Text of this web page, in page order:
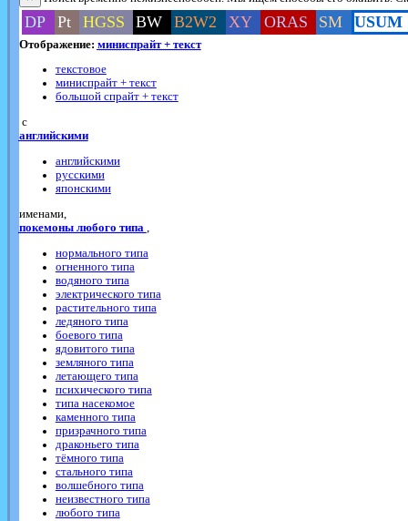
DP Pt HGSS BW B2W2 XY ORAS SM USUM
Отображение: миниспрайт + текст
текстовое
миниспрайт + текст
большой спрайт + текст
с
английскими
английскими
русскими
японскими
именами,
покемоны любого типа
нормального типа
огненного типа
водяного типа
электрического типа
растительного типа
ледяного типа
боевого типа
ядовитого типа
земляного типа
летающего типа
психического типа
типа насекомое
каменного типа
призрачного типа
драконьего типа
тёмного типа
стального типа
волшебного типа
неизвестного типа
любого типа